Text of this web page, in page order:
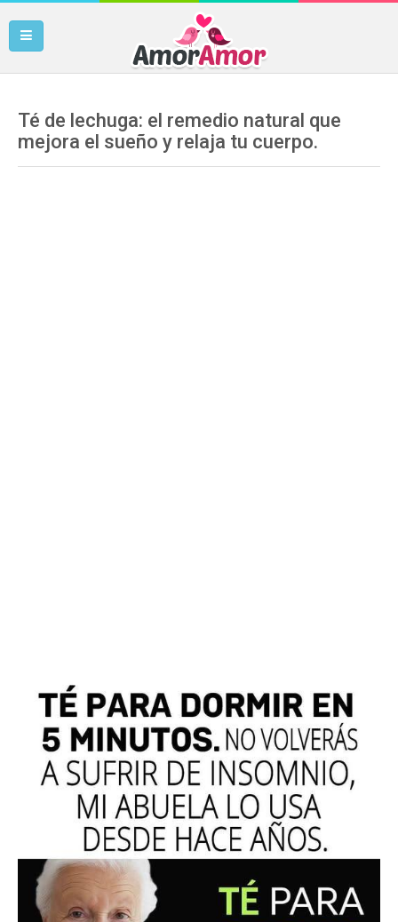
Té de lechuga: el remedio natural que
mejora el sueño y relaja tu cuerpo.